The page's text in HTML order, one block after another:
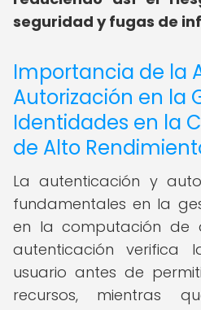
seguridad y fugas de
Importancia de la
Autorización en la
Identidades en la
de Alto
La autenticación y
fundamentales en la
en la computación de
autenticación verifica
usuario antes de
recursos, mientras